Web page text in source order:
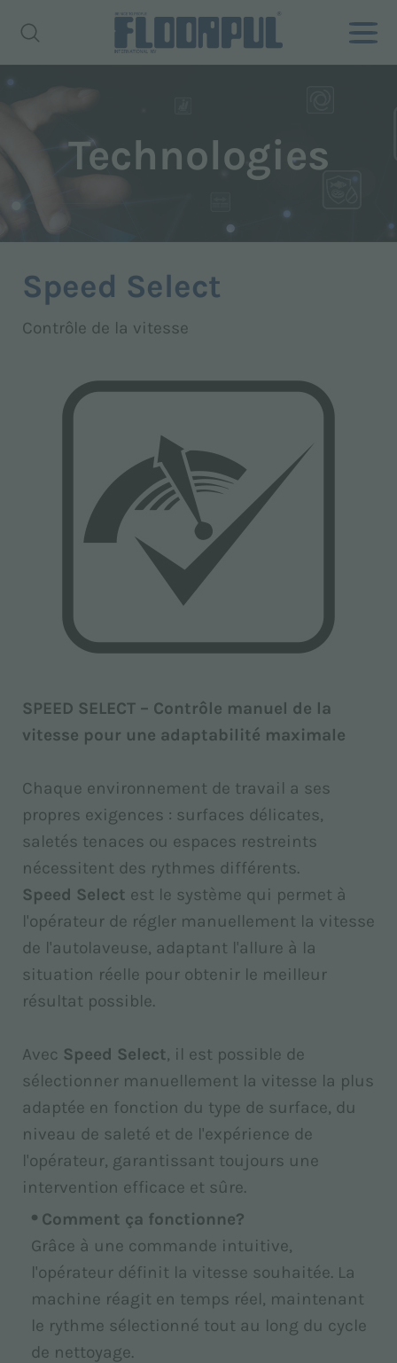
Technologies
Speed Select
Contrôle de la vitesse
SPEED SELECT – Contrôle manuel de la
vitesse pour une adaptabilité maximale
Chaque environnement de travail a ses
propres exigences : surfaces délicates,
saletés tenaces ou espaces restreints
nécessitent des rythmes différents.
Speed Select est le système qui permet à
l'opérateur de régler manuellement la vitesse
de l'autolaveuse, adaptant l'allure à la
situation réelle pour obtenir le meilleur
résultat possible.
Avec Speed Select, il est possible de
sélectionner manuellement la vitesse la plus
adaptée en fonction du type de surface, du
niveau de saleté et de l'expérience de
l'opérateur, garantissant toujours une
intervention efficace et sûre.
Comment ça fonctionne?
Grâce à une commande intuitive,
l'opérateur définit la vitesse souhaitée. La
machine réagit en temps réel, maintenant
le rythme sélectionné tout au long du cycle
de nettoyage.